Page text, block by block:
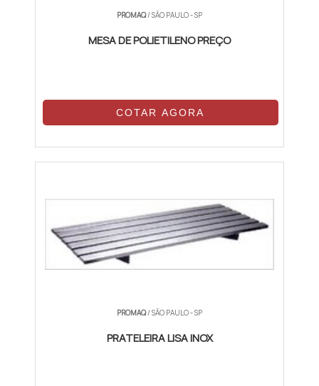
PROMAQ/ SÃO PAULO - SP
MESA DE POLIETILENO PREÇO
COTAR AGORA
PROMAQ/ SÃO PAULO - SP
PRATELEIRA LISA INOX